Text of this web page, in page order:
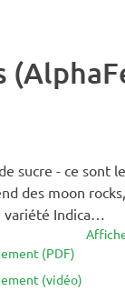
sucre - ce sont
des moon
Indica
la description. Un
de THC. Le
(PDF)
(vidéo)